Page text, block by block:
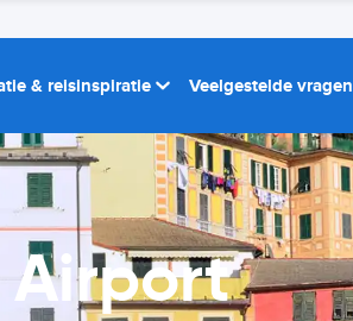
& reisinspiratie Veelgestelde vragen
Airport